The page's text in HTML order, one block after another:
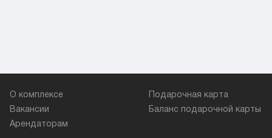
О комплексе
Вакансии
Арендаторам
Подарочная карта
Баланс подарочной карты